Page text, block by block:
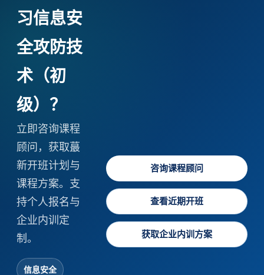
习信息安
全攻防技
术（初
级）？
立即咨询课程
顾问，获取蕞
新开班计划与
课程方案。支
持个人报名与
企业内训定
制。
信息安全
咨询课程顾问
查看近期开班
获取企业内训方案